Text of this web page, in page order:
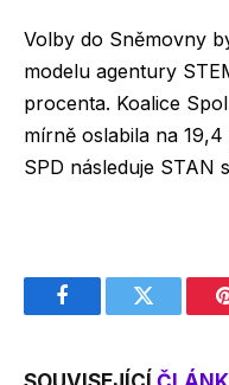
Volby do Sněmovny
modelu agentury
procenta. Koalice
mírně oslabila na
SPD následuje STAN
FacebookTwitter